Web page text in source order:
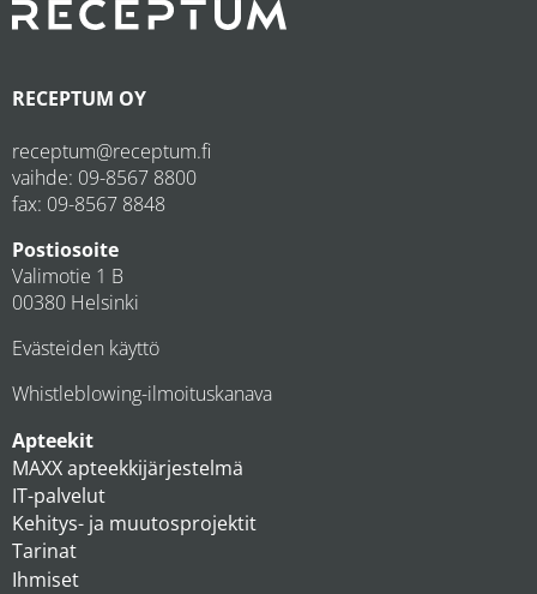
RECEPTUM OY
receptum@receptum.fi
vaihde: 09-8567 8800
fax: 09-8567 8848
Postiosoite
Valimotie 1 B
00380 Helsinki
Evästeiden käyttö
Whistleblowing-ilmoituskanava
Apteekit
MAXX apteekkijärjestelmä
IT-palvelut
Kehitys- ja muutosprojektit
Tarinat
Ihmiset